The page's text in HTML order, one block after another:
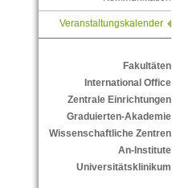
Veranstaltungskalender
Fakultäten
International Office
Zentrale Einrichtungen
Graduierten-Akademie
Wissenschaftliche Zentren
An-Institute
Universitätsklinikum